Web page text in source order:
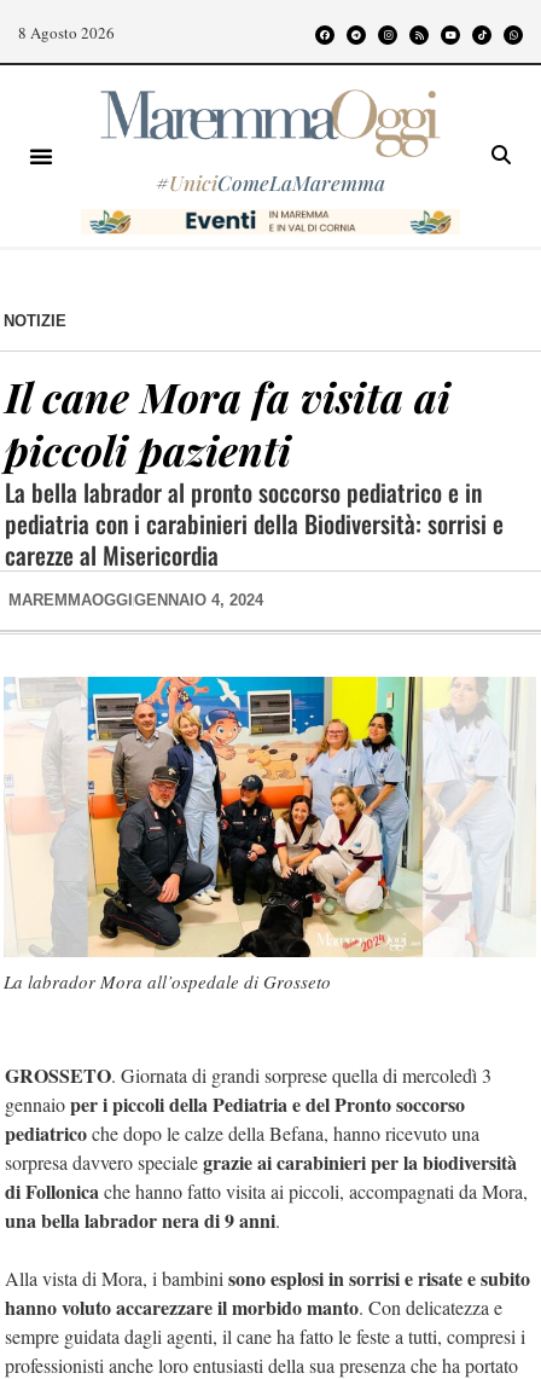
8 Agosto 2026
#UniciComeLaMaremma
NOTIZIE
Il cane Mora fa visita ai
piccoli pazienti
La bella labrador al pronto soccorso pediatrico e in
pediatria con i carabinieri della Biodiversità: sorrisi e
carezze al Misericordia
MAREMMAOGGI GENNAIO 4, 2024
La labrador Mora all’ospedale di Grosseto
GROSSETO. Giornata di grandi sorprese quella di mercoledì 3
gennaioper i piccoli della Pediatria e del Pronto soccorso
pediatricoche dopo le calze della Befana, hanno ricevuto una
sorpresa davvero specialegrazie ai carabinieri per la biodiversità
di Follonicache hanno fatto visita ai piccoli, accompagnati da Mora,
una bella labrador nera di 9 anni.
Alla vista di Mora, i bambini sono esplosi in sorrisi e risate e subito
hanno voluto accarezzare il morbido manto. Con delicatezza e
sempre guidata dagli agenti, il cane ha fatto le feste a tutti, compresi i
professionisti anche loro entusiasti della sua presenza che ha portato